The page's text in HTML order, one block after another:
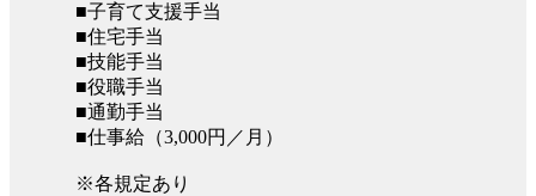
■子育て支援手当
■住宅手当
■技能手当
■役職手当
■通勤手当
■仕事給（3,000円／月）
※各規定あり